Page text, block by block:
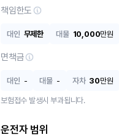
책임한도
대인 무제한 대물 10,000만원
면책금
대인 - 대물 - 자차 30만원
보험접수 발생시 부과됩니다.
운전자 범위